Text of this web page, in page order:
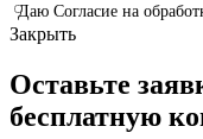
Даю Согласие на
Закрыть
Оставьте
бесплатную